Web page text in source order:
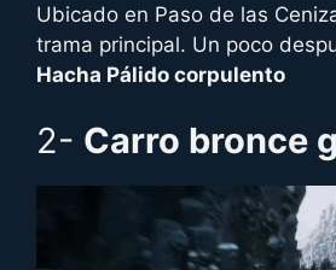
Ubicado en Paso de las
trama principal. Un poco
Hacha Pálido corpulento
2- Carro bronce